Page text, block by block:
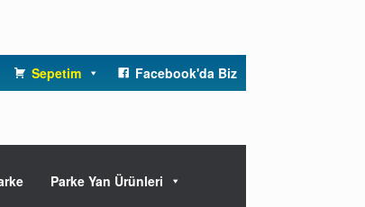
Sepetim Facebook'da Biz
Parke Yan Ürünleri